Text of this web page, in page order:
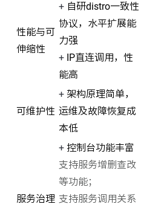
性能与可
伸缩性
+ 自研distro一致性
协议，水平扩展能
力强
+ IP直连调用，性
能高
可维护性
+ 架构原理简单，
运维及故障恢复成
本低
服务治理
+ 控制台功能丰富
支持服务增删查改
等功能；
支持服务调用关系